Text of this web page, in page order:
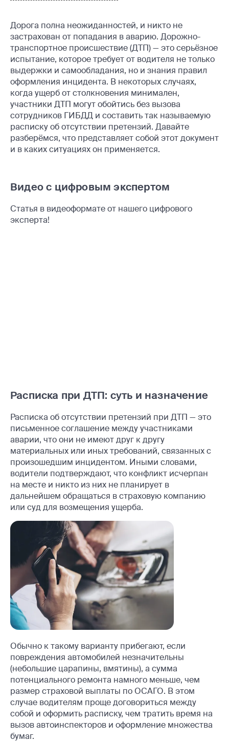
Дорога полна неожиданностей, и никто не
застрахован от попадания в аварию. Дорожно-
транспортное происшествие (ДТП) — это серьёзное
испытание, которое требует от водителя не только
выдержки и самообладания, но и знания правил
оформления инцидента. В некоторых случаях,
когда ущерб от столкновения минимален,
участники ДТП могут обойтись без вызова
сотрудников ГИБДД и составить так называемую
расписку об отсутствии претензий. Давайте
разберёмся, что представляет собой этот документ
и в каких ситуациях он применяется.
Видео с цифровым экспертом
Статья в видеоформате от нашего цифрового
эксперта!
Расписка при ДТП: суть и назначение
Расписка об отсутствии претензий при ДТП — это
письменное соглашение между участниками
аварии, что они не имеют друг к другу
материальных или иных требований, связанных с
произошедшим инцидентом. Иными словами,
водители подтверждают, что конфликт исчерпан
на месте и никто из них не планирует в
дальнейшем обращаться в страховую компанию
или суд для возмещения ущерба.
Обычно к такому варианту прибегают, если
повреждения автомобилей незначительны
(небольшие царапины, вмятины), а сумма
потенциального ремонта намного меньше, чем
размер страховой выплаты по ОСАГО. В этом
случае водителям проще договориться между
собой и оформить расписку, чем тратить время на
вызов автоинспекторов и оформление множества
бумаг.